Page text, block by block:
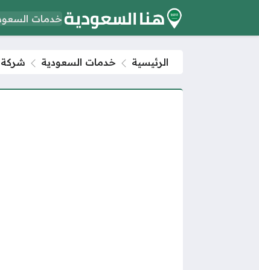
خدمات
الرئيسية خدمات السعودية شركة